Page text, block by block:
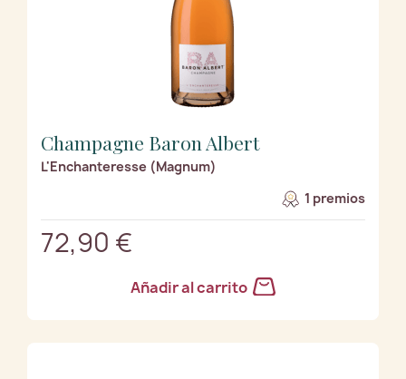
Champagne Baron Albert
L'Enchanteresse (Magnum)
1 premios
72,90 €
Añadir al carrito